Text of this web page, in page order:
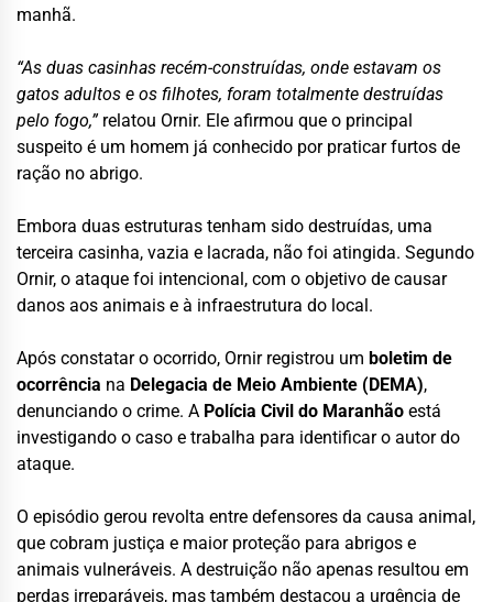
manhã.
“As duas casinhas recém-construídas, onde estavam os
gatos adultos e os filhotes, foram totalmente destruídas
pelo fogo,”relatou Ornir. Ele afirmou que o principal
suspeito é um homem já conhecido por praticar furtos de
ração no abrigo.
Embora duas estruturas tenham sido destruídas, uma
terceira casinha, vazia e lacrada, não foi atingida. Segundo
Ornir, o ataque foi intencional, com o objetivo de causar
danos aos animais e à infraestrutura do local.
Após constatar o ocorrido, Ornir registrou um boletim de
ocorrência na Delegacia de Meio Ambiente (DEMA),
denunciando o crime. A Polícia Civil do Maranhão está
investigando o caso e trabalha para identificar o autor do
ataque.
O episódio gerou revolta entre defensores da causa animal,
que cobram justiça e maior proteção para abrigos e
animais vulneráveis. A destruição não apenas resultou em
perdas irreparáveis, mas também destacou a urgência de